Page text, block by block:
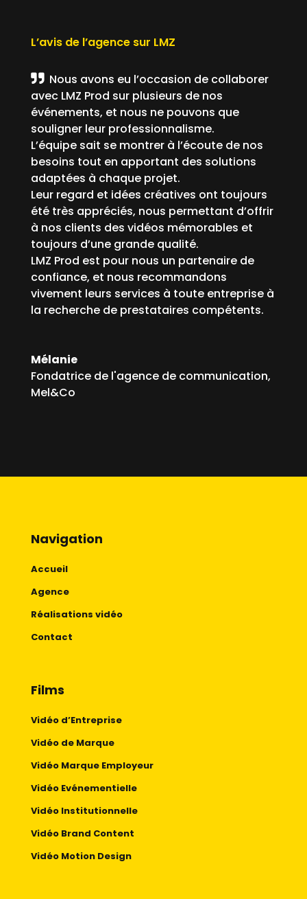
L’avis de l’agence sur LMZ
Nous avons eu l’occasion de collaborer
avec LMZ Prod sur plusieurs de nos
événements, et nous ne pouvons que
souligner leur professionnalisme.
L’équipe sait se montrer à l’écoute de nos
besoins tout en apportant des solutions
adaptées à chaque projet.
Leur regard et idées créatives ont toujours
été très appréciés, nous permettant d’offrir
à nos clients des vidéos mémorables et
toujours d’une grande qualité.
LMZ Prod est pour nous un partenaire de
confiance, et nous recommandons
vivement leurs services à toute entreprise à
la recherche de prestataires compétents.
Mélanie
Fondatrice de l'agence de communication,
Mel&Co
Navigation
Accueil
Agence
Réalisations vidéo
Contact
Films
Vidéo d’Entreprise
Vidéo de Marque
Vidéo Marque Employeur
Vidéo Evénementielle
Vidéo Institutionnelle
Vidéo Brand Content
Vidéo Motion Design